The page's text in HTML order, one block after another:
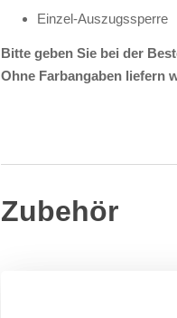
Einzel-Auszugssperre
Bitte geben Sie bei der
Ohne Farbangaben liefern
Zubehör